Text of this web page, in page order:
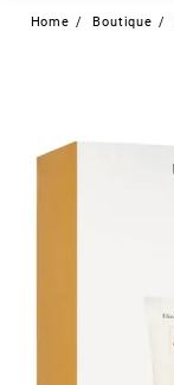
Home Boutique